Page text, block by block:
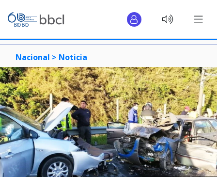
Nacional > Noticia